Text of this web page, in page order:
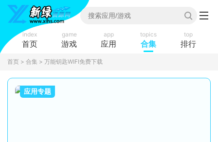
index
首页
game
游戏
app
应用
topics
合集
top
排行
首页 > 合集 > 万能钥匙WIFI免费下载
应用专题